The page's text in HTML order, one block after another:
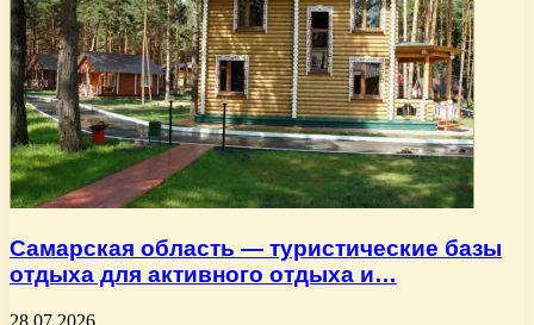
Самарская область — туристические базы
отдыха для активного отдыха и…
28.07.2026